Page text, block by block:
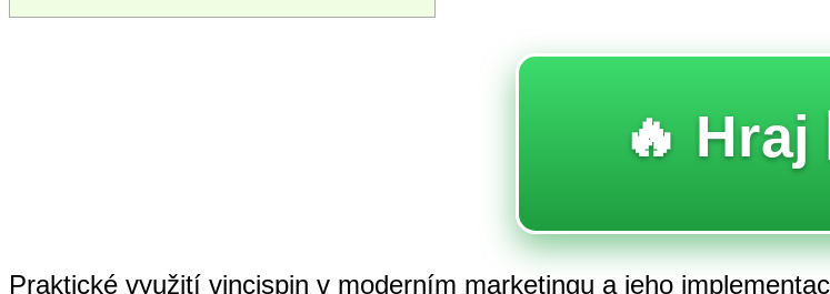
🔥
Praktické využití vincispin v moderním marketingu a jeho